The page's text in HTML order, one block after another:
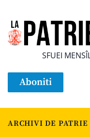
SFUEI
Aboniti
ARCHIVI DE PATRIE